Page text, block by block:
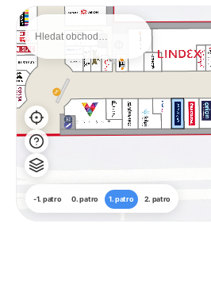
-1. patro 0. patro 1. patro 2. patro